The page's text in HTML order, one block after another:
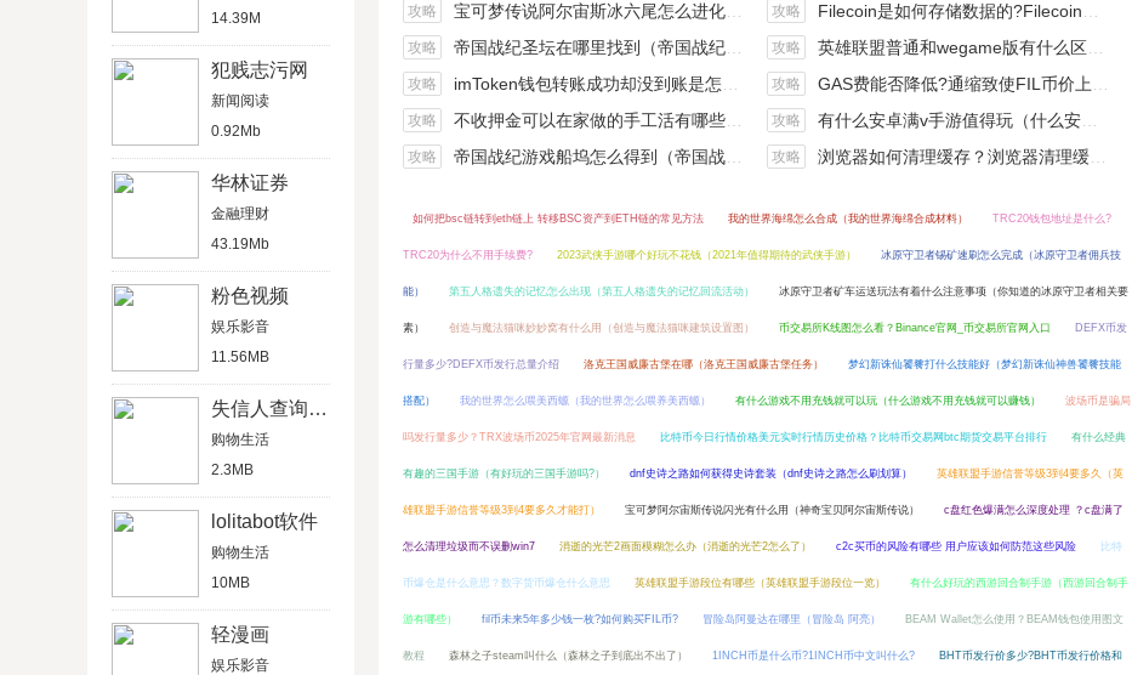
14.39M
犯贱志污网
新闻阅读
0.92Mb
华林证券
金融理财
43.19Mb
粉色视频
娱乐影音
11.56MB
失信人查询系统
购物生活
2.3MB
lolitabot软件
购物生活
10MB
轻漫画
娱乐影音
攻略 宝可梦传说阿尔宙斯冰六尾怎么进化（宝可梦冰六尾怎么得） 攻略 Filecoin是如何存储数据的?Filecoin的价值体现和未来前景分析
攻略 帝国战纪圣坛在哪里找到（帝国战纪游戏攻略） 攻略 英雄联盟普通和wegame版有什么区别（英雄联盟wegame版和英雄联盟）
攻略 imToken钱包转账成功却没到账是怎么回事? 攻略 GAS费能否降低?通缩致使FIL币价上涨,近看1000U
攻略 不收押金可以在家做的手工活有哪些？四个可以操作的小项目真是可靠 攻略 有什么安卓满v手游值得玩（什么安卓手游好玩）
攻略 帝国战纪游戏船坞怎么得到（帝国战纪战役攻略） 攻略 浏览器如何清理缓存？浏览器清理缓存快捷键
如何把bsc链转到eth链上 转移BSC资产到ETH链的常见方法 我的世界海绵怎么合成（我的世界海绵合成材料） TRC20钱包地址是什么?
TRC20为什么不用手续费? 2023武侠手游哪个好玩不花钱（2021年值得期待的武侠手游） 冰原守卫者锡矿速刷怎么完成（冰原守卫者佣兵技
能） 第五人格遗失的记忆怎么出现（第五人格遗失的记忆回流活动） 冰原守卫者矿车运送玩法有着什么注意事项（你知道的冰原守卫者相关要
素） 创造与魔法猫咪妙妙窝有什么用（创造与魔法猫咪建筑设置图） 币交易所K线图怎么看？Binance官网_币交易所官网入口 DEFX币发
行量多少?DEFX币发行总量介绍 洛克王国威廉古堡在哪（洛克王国威廉古堡任务） 梦幻新诛仙饕餮打什么技能好（梦幻新诛仙神兽饕餮技能
搭配） 我的世界怎么喂美西螈（我的世界怎么喂养美西螈） 有什么游戏不用充钱就可以玩（什么游戏不用充钱就可以赚钱） 波场币是骗局
吗发行量多少？TRX波场币2025年官网最新消息 比特币今日行情价格美元实时行情历史价格？比特币交易网btc期货交易平台排行 有什么经典
有趣的三国手游（有好玩的三国手游吗?） dnf史诗之路如何获得史诗套装（dnf史诗之路怎么刷划算） 英雄联盟手游信誉等级3到4要多久（英
雄联盟手游信誉等级3到4要多久才能打） 宝可梦阿尔宙斯传说闪光有什么用（神奇宝贝阿尔宙斯传说） c盘红色爆满怎么深度处理 ？c盘满了
怎么清理垃圾而不误删win7 消逝的光芒2画面模糊怎么办（消逝的光芒2怎么了） c2c买币的风险有哪些 用户应该如何防范这些风险 比特
币爆仓是什么意思？数字货币爆仓什么意思 英雄联盟手游段位有哪些（英雄联盟手游段位一览） 有什么好玩的西游回合制手游（西游回合制手
游有哪些） fil币未来5年多少钱一枚?如何购买FIL币? 冒险岛阿曼达在哪里（冒险岛 阿亮） BEAM Wallet怎么使用？BEAM钱包使用图文
教程 森林之子steam叫什么（森林之子到底出不出了） 1INCH币是什么币?1INCH币中文叫什么? BHT币发行价多少?BHT币发行价格和